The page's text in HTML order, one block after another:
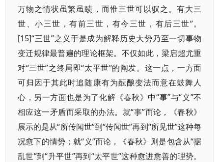
万物之情状虽繁虽赜，而惟三世可以驭之。有大三
世、小三世，有前三世，有今三世，有后三世”。
[15]“三世”之义于是成为解释历史大势乃至一切事物
变迁规律最普遍的理论框架。不仅如此，梁启超尤重
对“三世”之终局即“太平世”的阐发。这一点，一方面
可归因于其此时追随康有为酝酿变法而意在鼓舞人
心，另一方面也是为了化解《春秋》中“事”与“义”不
相应这一矛盾而采取的办法。就“事”而论，《春秋》
展示的是从“所传闻世”到“传闻世”再到“所见世”这种每
况愈下的情势；就“义”而论，《春秋》则是包含从“据
乱世”到“升平世”再到“太平世”这种愈进愈善的理势。